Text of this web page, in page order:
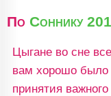
По Соннику
Цыгане во сне
вам хорошо было
принятия